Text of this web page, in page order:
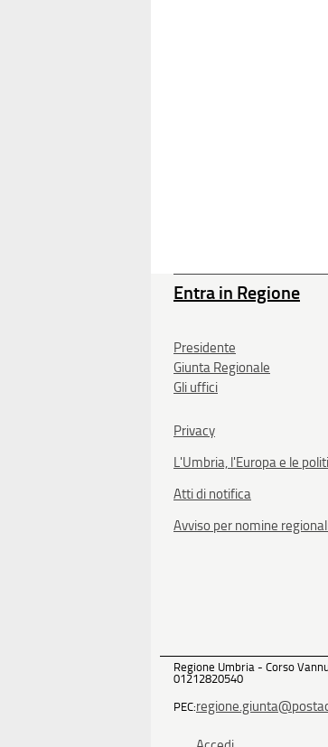
Entra in Regione
Presidente
Giunta Regionale
Gli uffici
Privacy
L'Umbria, l'Europa e le
Atti di notifica
Avviso per nomine
Regione Umbria - Corso
01212820540
PEC: